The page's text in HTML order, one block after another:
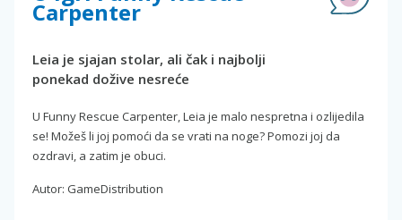
Carpenter
Leia je sjajan stolar, ali čak i najbolji
ponekad dožive nesreće
U Funny Rescue Carpenter, Leia je malo nespretna i ozlijedila
se! Možeš li joj pomoći da se vrati na noge? Pomozi joj da
ozdravi, a zatim je obuci.
Autor: GameDistribution